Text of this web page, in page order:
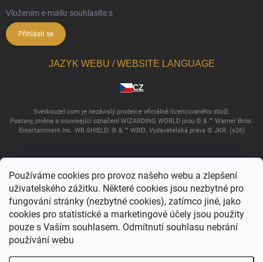
Používáme cookies pro provoz našeho webu a zlepšení
uživatelského zážitku. Některé cookies jsou nezbytné pro
fungování stránky (nezbytné cookies), zatímco jiné, jako
cookies pro statistické a marketingové účely jsou použity
pouze s Vaším souhlasem. Odmítnutí souhlasu nebrání
používání webu
Vložením e-mailu souhlasíte s
Přihlásit se
JAZYK WEBU / WEBSITE LANGUAGE
CZ
Svetkouzel.com je nezávislý prodejce oficiálně licencovaného zboží.
Postavy, jména a související označení WIZARDING WORLD jsou © & ™ Warner Bros.
Entertainment Inc. WB SHIELD: © & ™ WBEI. Vydavatelská práva © JKR. (s26)